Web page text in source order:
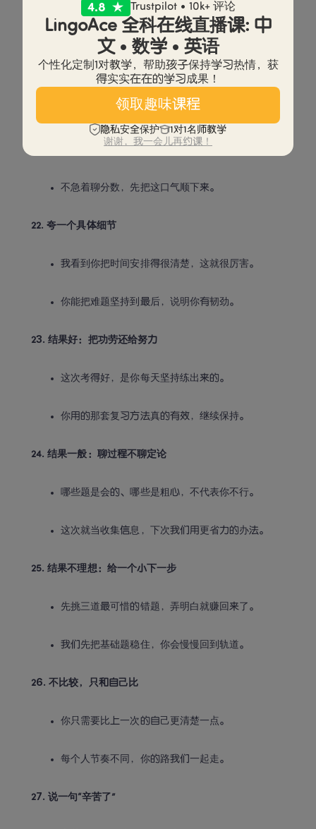
检查两件事：有没有漏页、有没有写反题号。
C 组：考后不尴尬（21–30）
不急着聊分数，先把这口气顺下来。
22. 夸一个具体细节
我看到你把时间安排得很清楚，这就很厉害。
你能把难题坚持到最后，说明你有韧劲。
23. 结果好：把功劳还给努力
这次考得好，是你每天坚持练出来的。
你用的那套复习方法真的有效，继续保持。
24. 结果一般：聊过程不聊定论
哪些题是会的、哪些是粗心，不代表你不行。
这次就当收集信息，下次我们用更省力的办法。
25. 结果不理想：给一个小下一步
先挑三道最可惜的错题，弄明白就赚回来了。
我们先把基础题稳住，你会慢慢回到轨道。
26. 不比较，只和自己比
你只需要比上一次的自己更清楚一点。
每个人节奏不同，你的路我们一起走。
27. 说一句“辛苦了”
Trustpilot • 10k+ 评论
LingoAce 全科在线直播课: 中
文 • 数学 • 英语
个性化定制1对教学，帮助孩子保持学习热情，获
得实实在在的学习成果！
领取趣味课程
隐私安全保护
1对1名师教学
谢谢，我一会儿再约课！